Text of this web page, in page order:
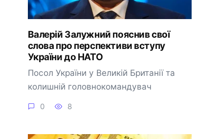
Валерій Залужний пояснив свої
слова про перспективи вступу
України до НАТО
Посол України у Великій Британії та
колишній головнокомандувач
0 8